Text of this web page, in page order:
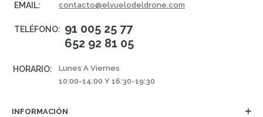
EMAIL: contacto@elvuelodeldrone.com
TELÉFONO: 91 005 25 77
652 92 81 05
HORARIO:
Lunes A Viernes
10:00-14:00 Y 16:30-19:30
INFORMACIÓN